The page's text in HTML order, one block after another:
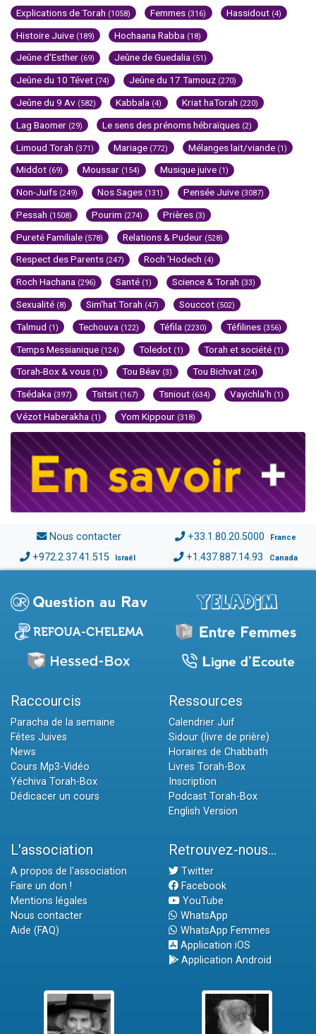
Explications de Torah (1058) Femmes (316) Hassidout (4)
Histoire Juive (189) Hochaana Rabba (18)
Jeûne d'Esther (69) Jeûne de Guedalia (51)
Jeûne du 10 Tévet (74) Jeûne du 17 Tamouz (270)
Jeûne du 9 Av (582) Kabbala (4) Kriat haTorah (220)
Lag Baomer (29) Le sens des prénoms hébraïques (2)
Limoud Torah (371) Mariage (772) Mélanges lait/viande (1)
Middot (69) Moussar (154) Musique juive (1)
Non-Juifs (249) Nos Sages (131) Pensée Juive (3087)
Pessah (1508) Pourim (274) Prières (3)
Pureté Familiale (578) Relations & Pudeur (528)
Respect des Parents (247) Roch 'Hodech (4)
Roch Hachana (296) Santé (1) Science & Torah (33)
Sexualité (8) Sim'hat Torah (47) Souccot (502)
Talmud (1) Techouva (122) Téfila (2230) Téfilines (356)
Temps Messianique (124) Toledot (1) Torah et société (1)
Torah-Box & vous (1) Tou Béav (3) Tou Bichvat (24)
Tsédaka (397) Tsitsit (167) Tsniout (634) Vayichla'h (1)
Vézot Haberakha (1) Yom Kippour (318)
Nous contacter +33.1.80.20.5000 France
+972.2.37.41.515 Israël +1.437.887.14.93 Canada
Raccourcis
Paracha de la semaine
Fêtes Juives
News
Cours Mp3-Vidéo
Yéchiva Torah-Box
Dédicacer un cours
Ressources
Calendrier Juif
Sidour (livre de prière)
Horaires de Chabbath
Livres Torah-Box
Inscription
Podcast Torah-Box
English Version
L'association
A propos de l'association
Faire un don !
Mentions légales
Nous contacter
Aide (FAQ)
Retrouvez-nous...
Twitter
Facebook
YouTube
WhatsApp
WhatsApp Femmes
Application iOS
Application Android